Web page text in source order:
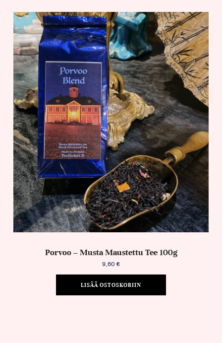
Porvoo – Musta Maustettu Tee 100g
9,60 €
LISÄÄ OSTOSKORIIN